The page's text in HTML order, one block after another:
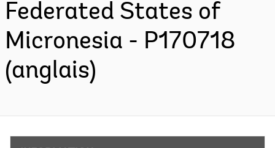
Federated States of
Micronesia - P170718
(anglais)